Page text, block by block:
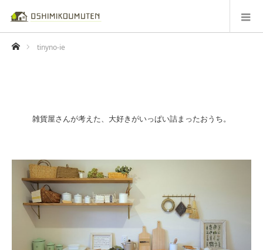
ホームtinyno-ie
雑貨屋さんが考えた、大好きがいっぱい詰まったおうち。